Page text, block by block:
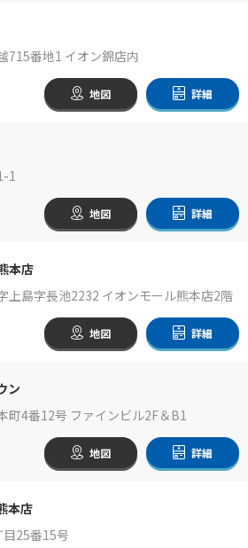
715番地1 イオン錦店内
地図 詳細
1
地図 詳細
本店
上島字長池2232 イオンモール熊本店2階
地図 詳細
ン
町4番12号 ファインビル2F＆B1
地図 詳細
本店
25番15号